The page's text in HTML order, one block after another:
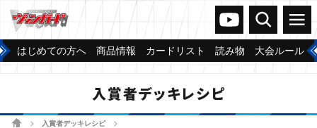
ヴァンガードch
検索 メニュー
はじめての方へ 商品情報 カードリスト 読み物 大会ルール
入賞者デッキレシピ
ホーム 入賞者デッキレシピ